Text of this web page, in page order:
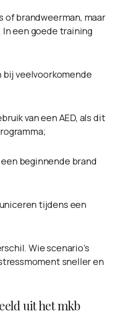
of brandweerman, maar
een goede training
bij veelvoorkomende
van een AED, als dit
beginnende brand
tijdens een
Wie scenario’s
sneller en
uit het mkb